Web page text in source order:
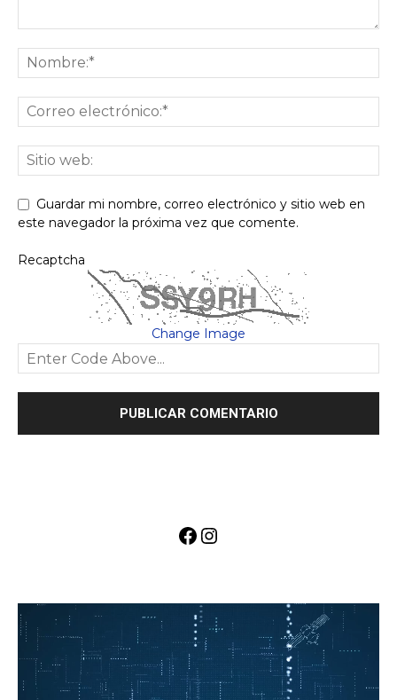
Guardar mi nombre, correo electrónico y sitio web en
este navegador la próxima vez que comente.
Recaptcha
Change Image
Facebook
Instagram